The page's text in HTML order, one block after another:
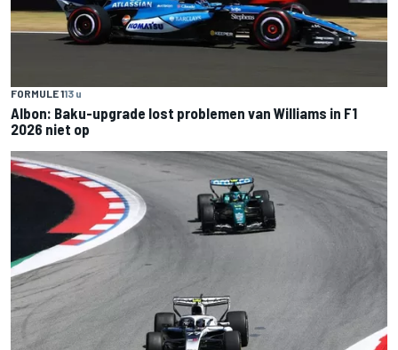
FORMULE 113 u
Albon: Baku-upgrade lost problemen van Williams in F1
2026 niet op